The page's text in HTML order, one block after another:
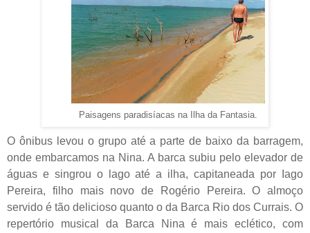
Paisagens paradisíacas na Ilha da Fantasia.
O ônibus levou o grupo até a parte de baixo da barragem,
onde embarcamos na Nina. A barca subiu pelo elevador de
águas e singrou o lago até a ilha, capitaneada por Iago
Pereira, filho mais novo de Rogério Pereira. O almoço
servido é tão delicioso quanto o da Barca Rio dos Currais. O
repertório musical da Barca Nina é mais eclético, com